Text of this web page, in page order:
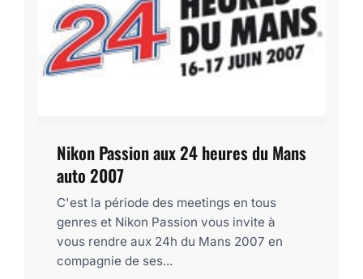
Nikon Passion aux 24 heures du Mans
auto 2007
C'est la période des meetings en tous
genres et Nikon Passion vous invite à
vous rendre aux 24h du Mans 2007 en
compagnie de ses...